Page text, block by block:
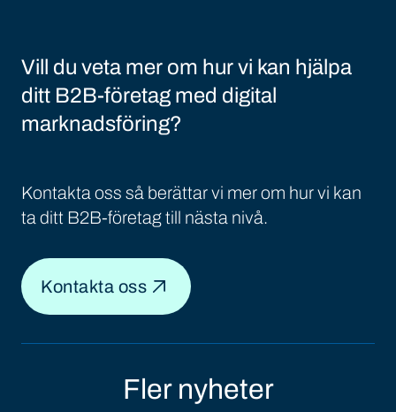
Vill du veta mer om hur vi kan hjälpa
ditt B2B-företag med digital
marknadsföring?
Kontakta oss så berättar vi mer om hur vi kan
ta ditt B2B-företag till nästa nivå.
Kontakta oss
Fler nyheter